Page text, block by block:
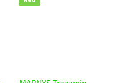
Magnesiumcitrat,...